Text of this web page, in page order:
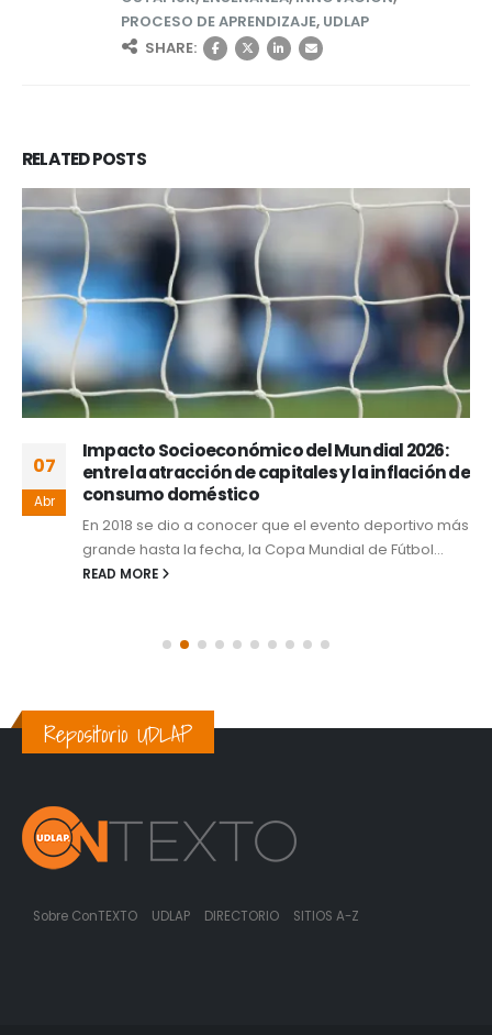
PROCESO DE APRENDIZAJE, UDLAP
SHARE:
RELATEDPOSTS
07
Abr
Impacto Socioeconómico del Mundial 2026:
entre la atracción de capitales y la inflación de
consumo doméstico
En 2018 se dio a conocer que el evento deportivo más
grande hasta la fecha, la Copa Mundial de Fútbol...
READ MORE
Repositorio UDLAP
Sobre ConTEXTO UDLAP DIRECTORIO SITIOS A-Z